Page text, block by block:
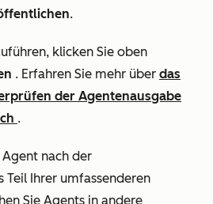
.
klicken Sie oben
. Erfahren Sie mehr über das
der Agentenausgabe
.
nach der
Teil Ihrer umfassenderen
Sie Agents in andere